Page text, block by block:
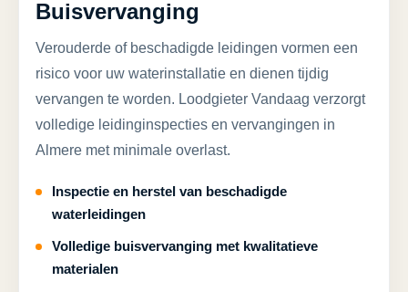
Buisvervanging
Verouderde of beschadigde leidingen vormen een
risico voor uw waterinstallatie en dienen tijdig
vervangen te worden. Loodgieter Vandaag verzorgt
volledige leidinginspecties en vervangingen in
Almere met minimale overlast.
Inspectie en herstel van beschadigde
waterleidingen
Volledige buisvervanging met kwalitatieve
materialen